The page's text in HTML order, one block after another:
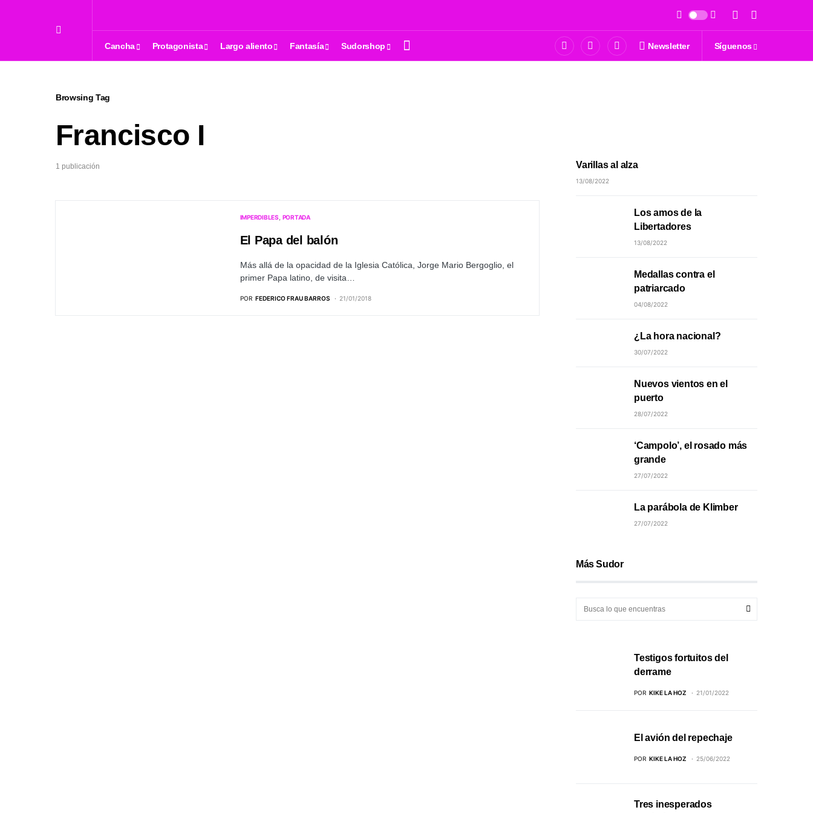
Cancha Protagonista Largo aliento Fantasía Sudorshop Newsletter Síguenos
Browsing Tag
Francisco I
1 publicación
IMPERDIBLES PORTADA
El Papa del balón
Más allá de la opacidad de la Iglesia Católica, Jorge Mario Bergoglio, el
primer Papa latino, de visita…
POR FEDERICO FRAU BARROS 21/01/2018
Varillas al alza
13/08/2022
Los amos de la
Libertadores
13/08/2022
Medallas contra el
patriarcado
04/08/2022
¿La hora nacional?
30/07/2022
Nuevos vientos en el
puerto
28/07/2022
‘Campolo’, el rosado más
grande
27/07/2022
La parábola de Klimber
27/07/2022
Más Sudor
Testigos fortuitos del
derrame
POR KIKE LA HOZ 21/01/2022
El avión del repechaje
POR KIKE LA HOZ 25/06/2022
Tres inesperados